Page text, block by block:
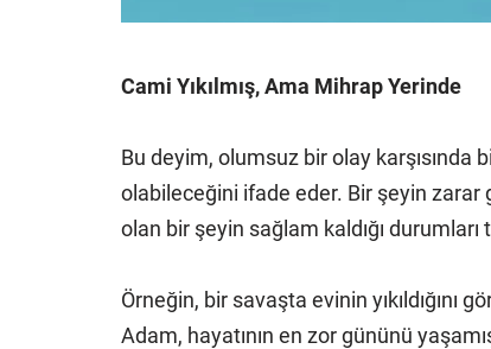
Cami Yıkılmış, Ama Mihrap Yerinde
Bu deyim, olumsuz bir olay karşısında
olabileceğini ifade eder. Bir şeyin
olan bir şeyin sağlam kaldığı durumları
Örneğin, bir savaşta evinin yıkıldığını
Adam, hayatının en zor gününü